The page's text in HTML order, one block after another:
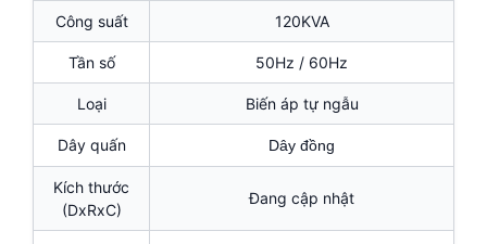
Công suất 120KVA
Tần số 50Hz / 60Hz
Loại Biến áp tự ngẫu
Dây quấn Dây đồng
Kích thước
(DxRxC)
Đang cập nhật